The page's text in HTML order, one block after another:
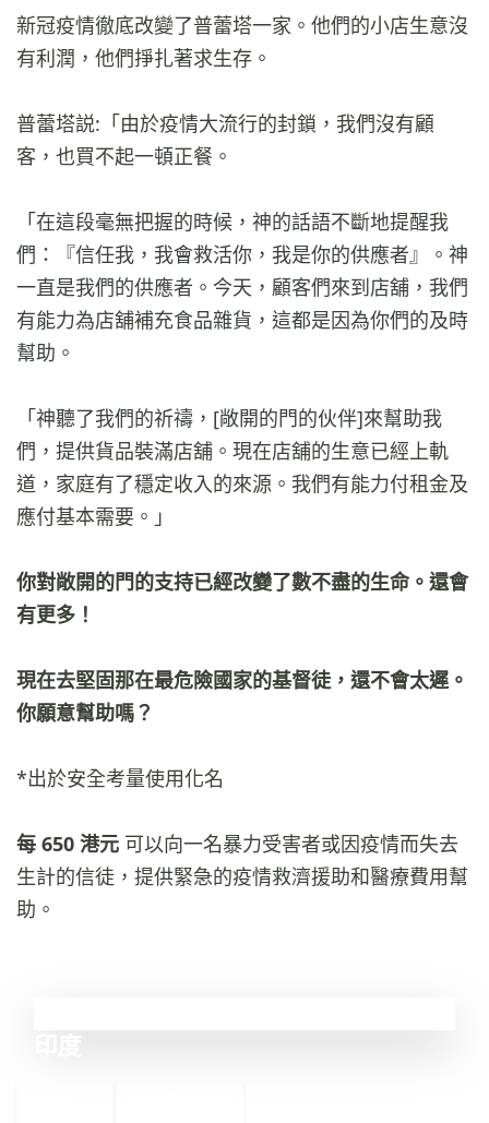
新冠疫情徹底改變了普蕾塔一家。他們的小店生意沒
有利潤，他們掙扎著求生存。
普蕾塔説:「由於疫情大流行的封鎖，我們沒有顧
客，也買不起一頓正餐。
「在這段毫無把握的時候，神的話語不斷地提醒我
們：『信任我，我會救活你，我是你的供應者』。神
一直是我們的供應者。今天，顧客們來到店舖，我們
有能力為店舖補充食品雜貨，這都是因為你們的及時
幫助。
「神聽了我們的祈禱，[敞開的門的伙伴]來幫助我
們，提供貨品裝滿店舖。現在店舖的生意已經上軌
道，家庭有了穩定收入的來源。我們有能力付租金及
應付基本需要。」
你對敞開的門的支持已經改變了數不盡的生命。還會
有更多！
現在去堅固那在最危險國家的基督徒，還不會太遲。
你願意幫助嗎？
*出於安全考量使用化名
每 650 港元 可以向一名暴力受害者或因疫情而失去
生計的信徒，提供緊急的疫情救濟援助和醫療費用幫
助。